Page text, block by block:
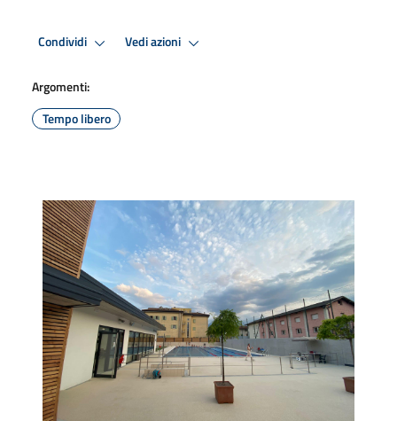
Condividi Vedi azioni
Argomenti:
Tempo libero